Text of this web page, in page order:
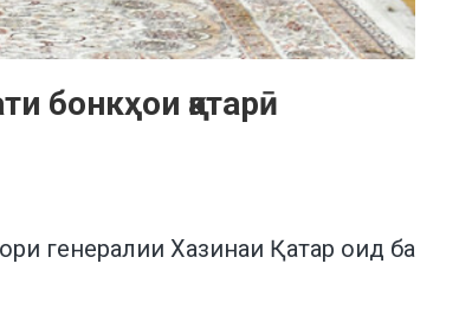
бонкҳои қатарӣ
генералии Хазинаи Қатар оид ба